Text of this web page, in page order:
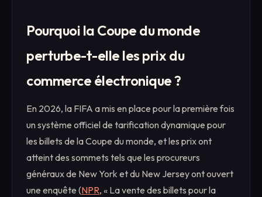
Pourquoi la Coupe du monde
perturbe-t-elle les prix du
commerce électronique ?
En 2026, la FIFA a mis en place pour la première fois
un système officiel de tarification dynamique pour
les billets de la Coupe du monde, et les prix ont
atteint des sommets tels que les procureurs
généraux de New York et du New Jersey ont ouvert
une enquête (NPR, « La vente des billets pour la